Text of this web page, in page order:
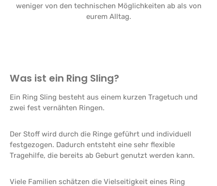
weniger von den technischen Möglichkeiten ab als von
eurem Alltag.
Was ist ein Ring Sling?
Ein Ring Sling besteht aus einem kurzen Tragetuch und
zwei fest vernähten Ringen.
Der Stoff wird durch die Ringe geführt und individuell
festgezogen. Dadurch entsteht eine sehr flexible
Tragehilfe, die bereits ab Geburt genutzt werden kann.
Viele Familien schätzen die Vielseitigkeit eines Ring